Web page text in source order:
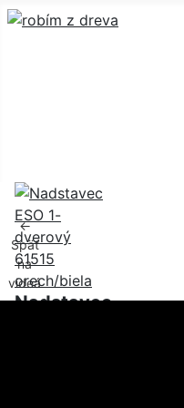
←
Späť
na
videá
Nadstavec